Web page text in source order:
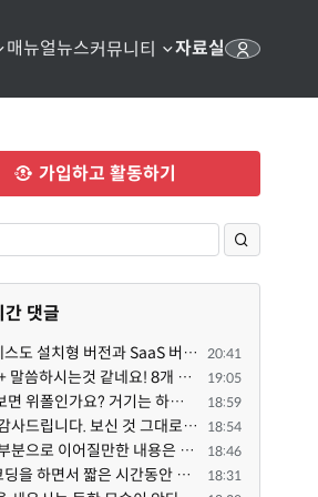
매뉴얼뉴스커뮤니티 자료실
가입하고 활동하기
간 댓글
워드프레스도 설치형 버전과 SaaS 버전(워드프레스닷컴)은 다른 점이 많습니다. SaaS로 제공한다면 GPL 라이... 20:41
MANIA + 말씀하시는것 같네요! 8개 정도의 커뮤니티가 저 MANIA+ 기반으로 구축된거로 알고 있습니다. SaaS ... 19:05
그러고 보면 위폴인가요? 거기는 하단바를 보니까 커뮤니티 빌딩 SaaS 솔루션을 사용하고 있는거 같더라고요... 18:59
네 조언 감사드립니다. 보신 것 그대로 틀린 말씀은 아닙니다. 다만, 배포한 것에 대해 흥미가 떨어져서 뒷... 18:54
네 그런 부분으로 이어질만한 내용은 삭제 하였습니다. 불편을 드려 죄송합니다. 저희는 비즈니스 완성할 수... 18:46
바이브코딩을 하면서 짧은 시간동안 많은 자료들을 문어발식 확장하면서 이미 배포한것에대한 흥미가 떨어지... 18:31